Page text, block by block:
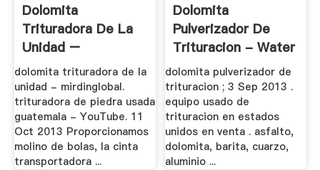
Dolomita
Trituradora De La
Unidad –
Trituradora .
dolomita trituradora de la
unidad - mirdinglobal.
trituradora de piedra usada
guatemala - YouTube. 11
Oct 2013 Proporcionamos
molino de bolas, la cinta
transportadora ...
Dolomita
Pulverizador De
Trituracion - Water
.
dolomita pulverizador de
trituracion ; 3 Sep 2013 .
equipo usado de
trituracion en estados
unidos en venta . asfalto,
dolomita, barita, cuarzo,
aluminio ...